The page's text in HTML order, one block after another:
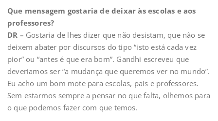
Que mensagem gostaria de deixar às escolas e aos
professores?
DR – Gostaria de lhes dizer que não desistam, que não se
deixem abater por discursos do tipo “isto está cada vez
pior” ou “antes é que era bom”. Gandhi escreveu que
deveríamos ser “a mudança que queremos ver no mundo”.
Eu acho um bom mote para escolas, pais e professores.
Sem estarmos sempre a pensar no que falta, olhemos para
o que podemos fazer com que temos.